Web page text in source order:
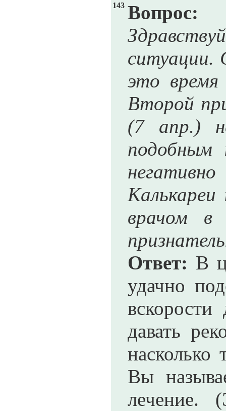
143 Вопрос:
ситуации.
это
Второй
(7 апр.)
врачом в
Ответ: В
удачно
вскорости
давать
насколько
Вы
лечение.